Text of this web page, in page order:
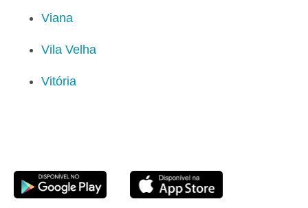
Viana
Vila Velha
Vitória